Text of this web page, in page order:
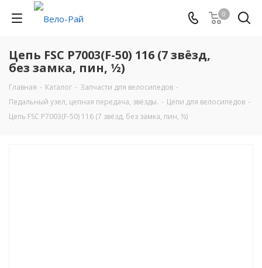
0
Цепь FSC Р7003(F-50) 116 (7 звёзд,
без замка, пин, ½)
Главная - Каталог - Запчасти для велосипедов -
Педальный узел, цепная передача, звёзды. - Цепи для велосипедов -
Цепь FSC Р7003(F-50) 116 (7 звёзд, без замка, пин, ½)